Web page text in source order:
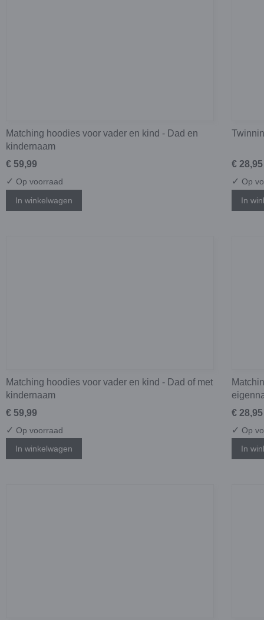
Matching hoodies voor vader en kind - Dad en
kindernaam
€ 59,99
✓ Op voorraad
In winkelwagen
€ 28,95
✓ Op
In
Matching hoodies voor vader en kind - Dad of met
kindernaam
€ 59,99
✓ Op voorraad
In winkelwagen
€ 28,95
✓ Op
In